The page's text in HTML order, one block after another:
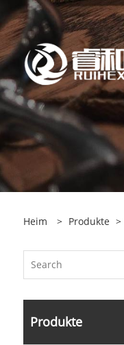
Heim > Produkte >
Produkte